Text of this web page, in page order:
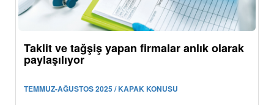
Taklit ve tağşiş yapan firmalar anlık olarak
paylaşılıyor
TEMMUZ-AĞUSTOS 2025 / KAPAK KONUSU